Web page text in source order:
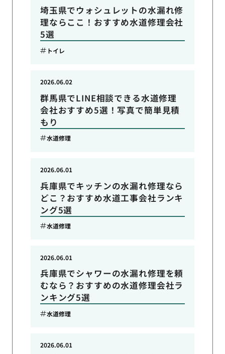
埼玉県でウォシュレットの水漏れ修
理ならここ！おすすめ水道修理会社
5選
トイレ
群馬県でLINE相談できる水道修理
会社おすすめ5選！写真で簡単見積
もり
2026.06.02
水道修理
兵庫県でキッチンの水漏れ修理なら
どこ？おすすめ水道工事会社ランキ
ング5選
2026.06.01
水道修理
兵庫県でシャワーの水漏れ修理を頼
むなら？おすすめの水道修理会社ラ
ンキング5選
2026.06.01
水道修理
2026.06.01